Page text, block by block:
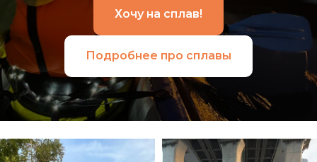
Хочу на сплав!
Подробнее про сплавы